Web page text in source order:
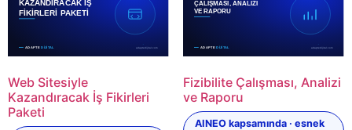
Web Sitesiyle
Kazandıracak İş Fikirleri
Paketi
Fizibilite Çalışması, Analizi
ve Raporu
AINEO kapsamında · esnek